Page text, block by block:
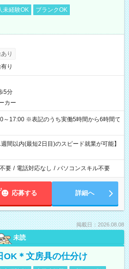
未経験OK
ブランクOK
り
り
5分
カー
5時間から6時間で
間以内(最短2日目)のスピード就業が可能】
要 / 電話対応なし / パソコンスキル不要
応募する 詳細へ
掲載日：2026.08.08
未読
OK＊文房具の仕分け